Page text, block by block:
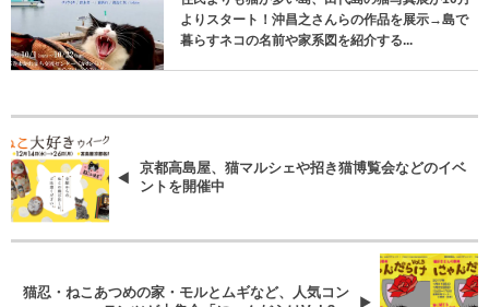
よりスタート！沖昌之さんらの作品を展示→島で
暮らすネコの名前や家系図を紹介する...
京都高島屋、猫マルシェや招き猫博覧会などのイベ
ントを開催中
猫忍・ねこあつめの家・モルとムギなど、人気コン